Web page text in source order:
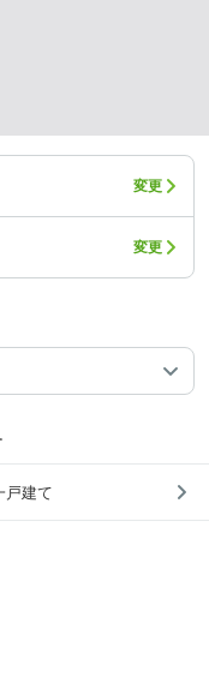
変更
変更
戸建て